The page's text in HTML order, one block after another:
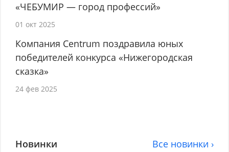
«ЧЕБУМИР — город профессий»
01 окт 2025
Компания Centrum поздравила юных
победителей конкурса «Нижегородская
сказка»
24 фев 2025
Новинки Все новинки ›